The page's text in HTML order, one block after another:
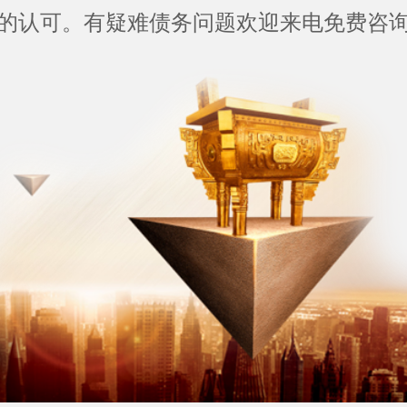
认可。有疑难债务问题欢迎来电免费咨